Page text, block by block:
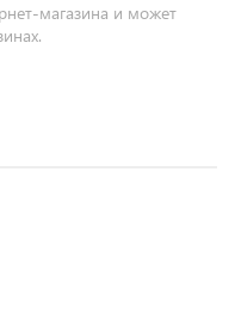
магазина и может